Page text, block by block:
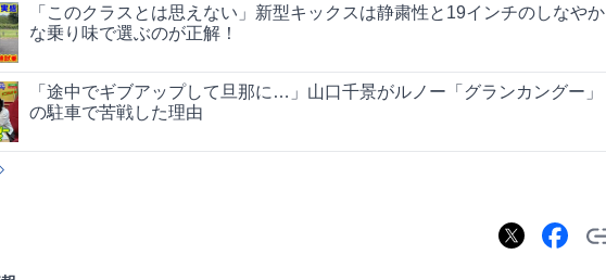
「このクラスとは思えない」新型キックスは静粛性と19インチのしなやか
な乗り味で選ぶのが正解！
「途中でギブアップして旦那に…」山口千景がルノー「グランカングー」
の駐車で苦戦した理由